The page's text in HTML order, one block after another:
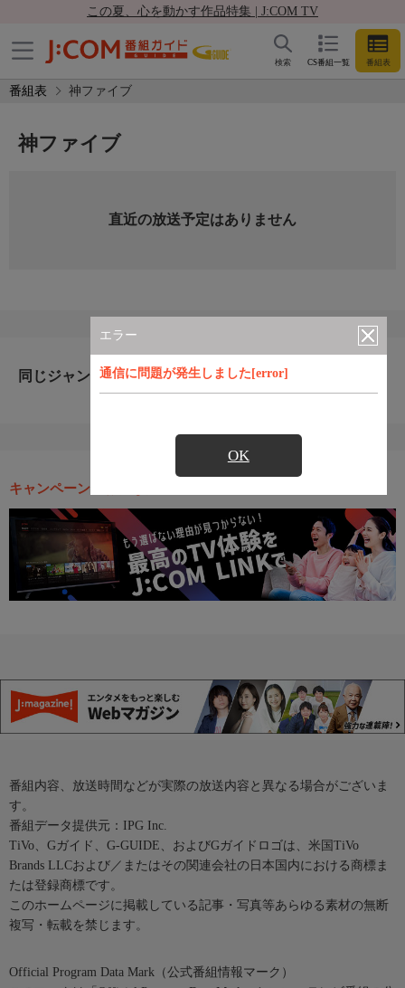
この夏、心を動かす作品特集 | J:COM TV
CS番組一覧 番組表
検索
番組表 神ファイブ
エラー
通信に問題が発生しました[error]
OK
神ファイブ
直近の放送予定はありません
同じジャンルのおすすめ番組
キャンペーン・お得な情報
番組内容、放送時間などが実際の放送内容と異なる場合がございま
す。
番組データ提供元：IPG Inc.
TiVo、Gガイド、G-GUIDE、およびGガイドロゴは、米国TiVo
Brands LLCおよび／またはその関連会社の日本国内における商標ま
たは登録商標です。
このホームページに掲載している記事・写真等あらゆる素材の無断
複写・転載を禁じます。
Official Program Data Mark（公式番組情報マーク）